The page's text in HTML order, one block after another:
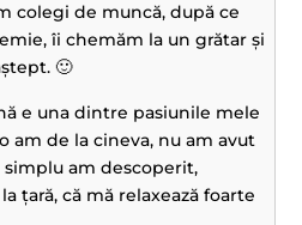
colegi de muncă, după ce
îi chemăm la un grătar și
🙂
e una dintre pasiunile mele
am de la cineva, nu am avut
simplu am descoperit,
țară, că mă relaxează foarte